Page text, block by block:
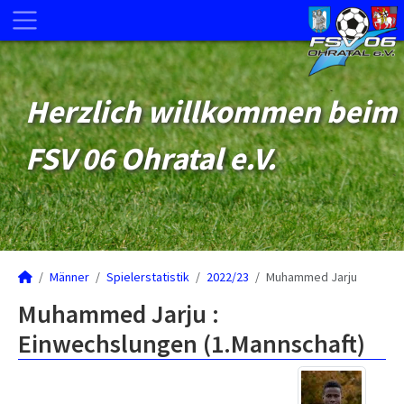
Herzlich willkommen beim
FSV 06 Ohratal e.V.
Männer Spielerstatistik 2022/23 Muhammed Jarju
Muhammed Jarju :
Einwechslungen (1.Mannschaft)